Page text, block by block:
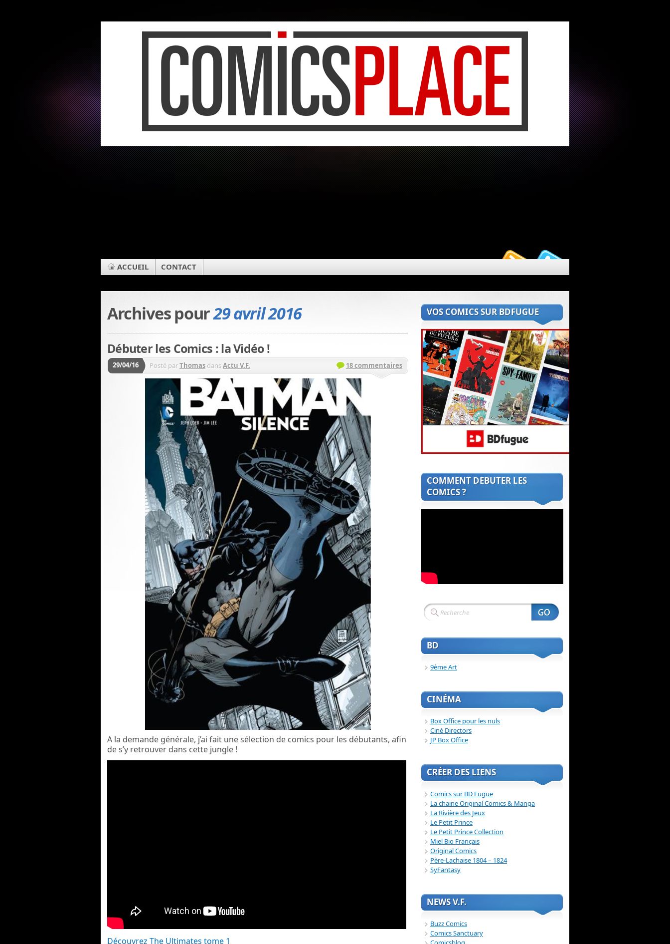
ACCUEIL CONTACT
Archives pour29 avril 2016
Débuter les Comics : la Vidéo !
29/04/16 Posté parThomas dansActu V.F. 18 commentaires
A la demande générale, j’ai fait une sélection de comics pour les débutants, afin
de s’y retrouver dans cette jungle !
Découvrez The Ultimates tome 1
VOS COMICS SUR BDFUGUE
COMMENT DEBUTER LES
COMICS ?
BD
9ème Art
CINÉMA
Box Office pour les nuls
Ciné Directors
JP Box Office
CRÉER DES LIENS
Comics sur BD Fugue
La chaine Original Comics & Manga
La Rivière des Jeux
Le Petit Prince
Le Petit Prince Collection
Miel Bio Français
Original Comics
Père-Lachaise 1804 – 1824
SyFantasy
NEWS V.F.
Buzz Comics
Comics Sanctuary